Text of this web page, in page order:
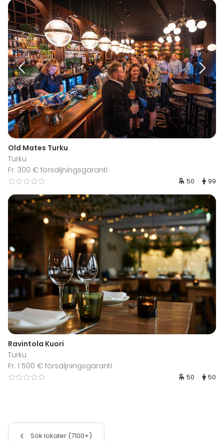
Old Mates Turku
Turku
Fr. 300 € försäljningsgaranti
50 99
Ravintola Kuori
Turku
Fr. 1 500 € försäljningsgaranti
50 50
Sök lokaler (7100+)